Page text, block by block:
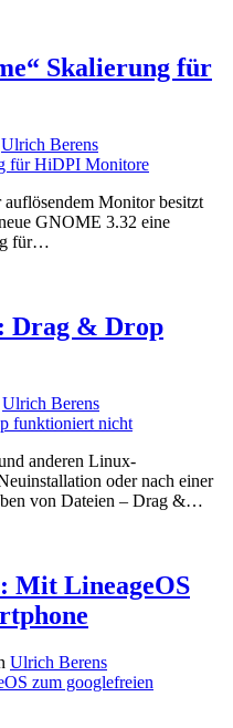
Skalierung für
Ulrich Berens
für HiDPI Monitore
Monitor besitzt
GNOME 3.32 eine
für…
Drag & Drop
Ulrich Berens
funktioniert nicht
anderen Linux-
oder nach einer
von Dateien – Drag &…
Mit LineageOS
Ulrich Berens
zum googlefreien